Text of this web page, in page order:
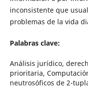
inconsistente que
problemas de la vida
Palabras clave:
Análisis jurídico,
prioritaria,
neutrosóficos de 2-